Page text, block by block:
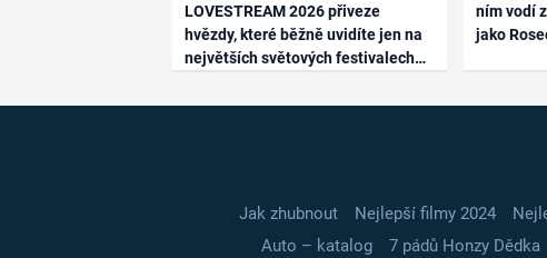
LOVESTREAM 2026 přiveze
hvězdy, které běžně uvidíte jen na
největších světových festivalech
ním vodí
jako
Jak zhubnout Nejlepší filmy 2024
Auto – katalog
7 pádů Honzy Dědka